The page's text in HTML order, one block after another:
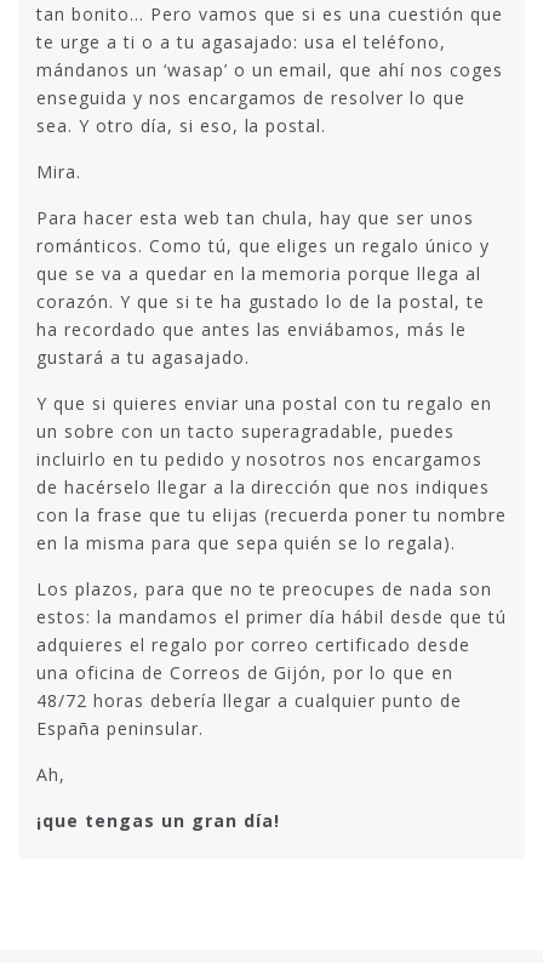
tan bonito… Pero vamos que si es una cuestión que
te urge a ti o a tu agasajado: usa el teléfono,
mándanos un ‘wasap’ o un email, que ahí nos coges
enseguida y nos encargamos de resolver lo que
sea. Y otro día, si eso, la postal.
Mira.
Para hacer esta web tan chula, hay que ser unos
románticos. Como tú, que eliges un regalo único y
que se va a quedar en la memoria porque llega al
corazón. Y que si te ha gustado lo de la postal, te
ha recordado que antes las enviábamos, más le
gustará a tu agasajado.
Y que si quieres enviar una postal con tu regalo en
un sobre con un tacto superagradable, puedes
incluirlo en tu pedido y nosotros nos encargamos
de hacérselo llegar a la dirección que nos indiques
con la frase que tu elijas (recuerda poner tu nombre
en la misma para que sepa quién se lo regala).
Los plazos, para que no te preocupes de nada son
estos: la mandamos el primer día hábil desde que tú
adquieres el regalo por correo certificado desde
una oficina de Correos de Gijón, por lo que en
48/72 horas debería llegar a cualquier punto de
España peninsular.
Ah,
¡que tengas un gran día!